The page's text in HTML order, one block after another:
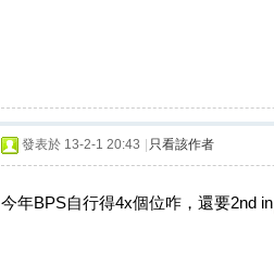
發表於 13-2-1 20:43 只看該作者
今年BPS自行得4x個位咋，還要2nd in